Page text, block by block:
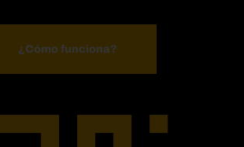
¿Cómo funciona?